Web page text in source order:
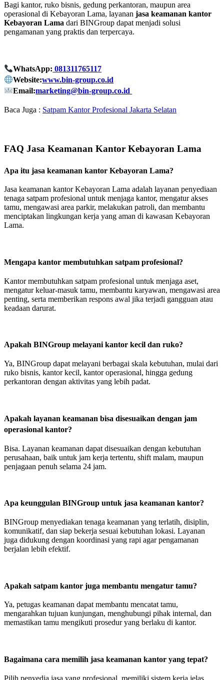
Bagi kantor, ruko bisnis, gedung perkantoran, maupun area
operasional di Kebayoran Lama, layanan jasa keamanan kantor
Kebayoran Lama dari BINGroup dapat menjadi solusi
pengamanan yang praktis dan terpercaya.
WhatsApp: 081311765117
Website:www.bin-group.co.id
Email:marketing@bin-group.co.id
Baca Juga : Satpam Kantor Profesional Jakarta Selatan
FAQ Jasa Keamanan Kantor Kebayoran Lama
Apa itu jasa keamanan kantor Kebayoran Lama?
Jasa keamanan kantor Kebayoran Lama adalah layanan penyediaan
tenaga satpam profesional untuk menjaga kantor, mengatur akses
tamu, mengawasi area parkir, melakukan patroli, dan membantu
menciptakan lingkungan kerja yang aman di kawasan Kebayoran
Lama.
Mengapa kantor membutuhkan satpam profesional?
Kantor membutuhkan satpam profesional untuk menjaga aset,
mengatur keluar-masuk tamu, membantu karyawan, mengawasi area
penting, serta memberikan respons awal jika terjadi gangguan atau
keadaan darurat.
Apakah BINGroup melayani kantor kecil dan ruko?
Ya, BINGroup dapat melayani berbagai skala kebutuhan, mulai dari
ruko bisnis, kantor kecil, kantor operasional, hingga gedung
perkantoran dengan aktivitas yang lebih padat.
Apakah layanan keamanan bisa disesuaikan dengan jam
operasional kantor?
Bisa. Layanan keamanan dapat disesuaikan dengan kebutuhan
perusahaan, baik untuk jam kerja tertentu, shift malam, maupun
penjagaan penuh selama 24 jam.
Apa keunggulan BINGroup untuk jasa keamanan kantor?
BINGroup menyediakan tenaga keamanan yang terlatih, disiplin,
komunikatif, dan siap bekerja sesuai kebutuhan lokasi. Layanan
juga didukung dengan koordinasi yang rapi agar pengamanan
berjalan lebih efektif.
Apakah satpam kantor juga membantu mengatur tamu?
Ya, petugas keamanan dapat membantu mencatat tamu,
mengarahkan tujuan kunjungan, menghubungi pihak internal, dan
memastikan tamu mengikuti prosedur yang berlaku di kantor.
Bagaimana cara memilih jasa keamanan kantor yang tepat?
Pilih penyedia jasa yang profesional, memiliki sistem kerja jelas,